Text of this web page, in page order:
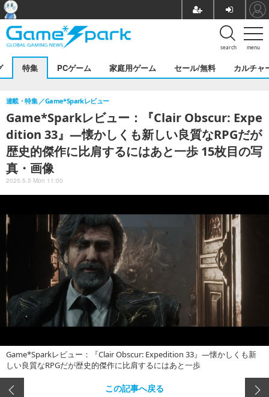
menu
search
特集 PCゲーム 家庭用ゲーム セール/無料 カルチャ
Game*Sparkレビュー：『Clair Obscur: Expe
dition 33』―懐かしくも新しい良質なRPGだが
歴史的傑作に比肩するにはあと一歩 15枚目の写
真・画像
連載・特集 Game*Sparkレビュー
2025.5.5 Mon 11:00
Game*Sparkレビュー：『Clair Obscur: Expedition 33』―懐かしくも新
しい良質なRPGだが歴史的傑作に比肩するにはあと一歩
この記事へ戻る